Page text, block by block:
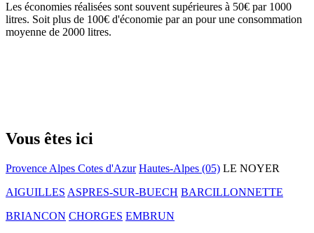
Les économies réalisées sont souvent supérieures à 50€ par 1000
litres. Soit plus de 100€ d'économie par an pour une consommation
moyenne de 2000 litres.
Vous êtes ici
Provence Alpes Cotes d'Azur Hautes-Alpes (05) LE NOYER
AIGUILLES ASPRES-SUR-BUECH BARCILLONNETTE
BRIANCON CHORGES EMBRUN